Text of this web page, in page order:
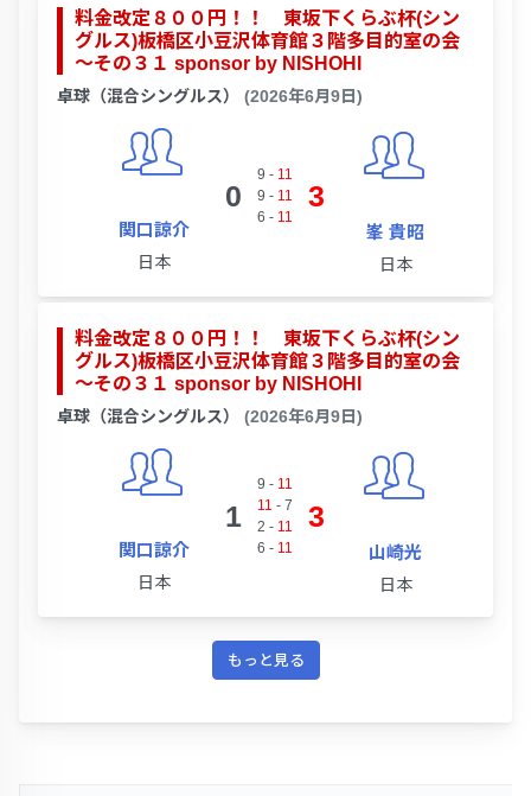
料金改定８００円！！ 東坂下くらぶ杯(シン
グルス)板橋区小豆沢体育館３階多目的室の会
～その３１ sponsor by NISHOHI
卓球（混合シングルス） (2026年6月9日)
関口諒介
日本
0
9 - 11
9 - 11
6 - 11
3
峯 貴昭
日本
料金改定８００円！！ 東坂下くらぶ杯(シン
グルス)板橋区小豆沢体育館３階多目的室の会
～その３１ sponsor by NISHOHI
卓球（混合シングルス） (2026年6月9日)
関口諒介
日本
1
9 - 11
11 - 7
2 - 11
6 - 11
3
山崎光
日本
もっと見る